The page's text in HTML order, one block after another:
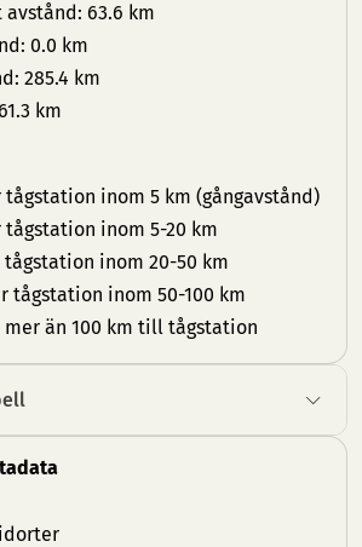
63.6 km
0.0 km
285.4 km
km
inom 5 km (gångavstånd)
inom 5-20 km
inom 20-50 km
tågstation inom 50-100 km
än 100 km till tågstation